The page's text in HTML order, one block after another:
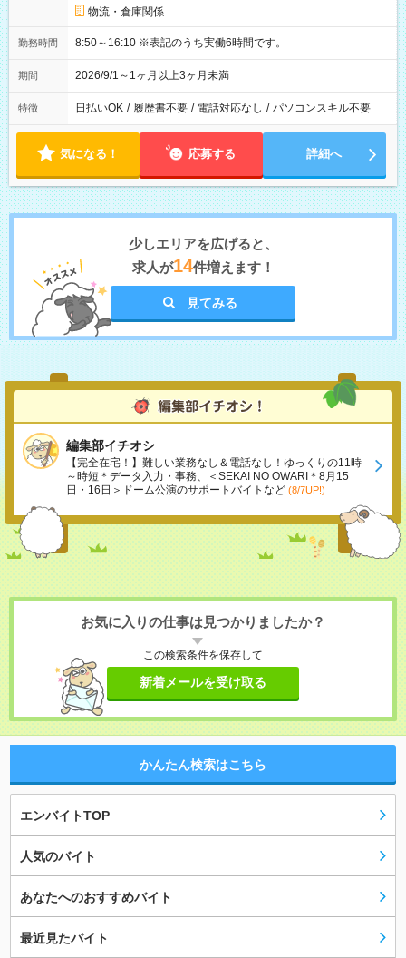
物流・倉庫関係
勤務時間 8:50～16:10 ※表記のうち実働6時間です。
期間 2026/9/1～1ヶ月以上3ヶ月未満
特徴 日払いOK / 履歴書不要 / 電話対応なし / パソコンスキル不要
気になる！ 応募する 詳細へ
少しエリアを広げると、
求人が14件増えます！
見てみる
編集部イチオシ
【完全在宅！】難しい業務なし＆電話なし！ゆっくりの11時
～時短＊データ入力・事務、＜SEKAI NO OWARI＊8月15
日・16日＞ドーム公演のサポートバイトなど (8/7UP!)
お気に入りの仕事は見つかりましたか？
この検索条件を保存して
新着メールを受け取る
かんたん検索はこちら
エンバイトTOP
人気のバイト
あなたへのおすすめバイト
最近見たバイト